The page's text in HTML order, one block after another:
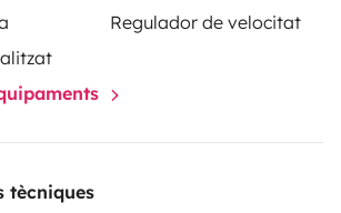
Regulador de velocitat
tècniques